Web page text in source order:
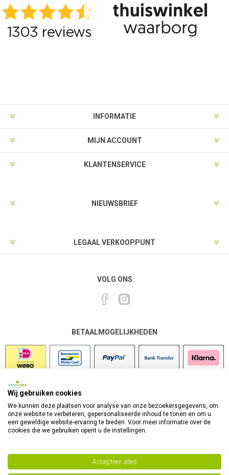
INFORMATIE
MIJN ACCOUNT
KLANTENSERVICE
NIEUWSBRIEF
LEGAAL VERKOOPPUNT
VOLG ONS
BETAALMOGELIJKHEDEN
Wij gebruiken cookies
We kunnen deze plaatsen voor analyse van onze bezoekersgegevens, om
onze website te verbeteren, gepersonaliseerde inhoud te tonen en om u
een geweldige website-ervaring te bieden. Voor meer informatie over de
cookies die we gebruiken opent u de instellingen.
Accepteer alles